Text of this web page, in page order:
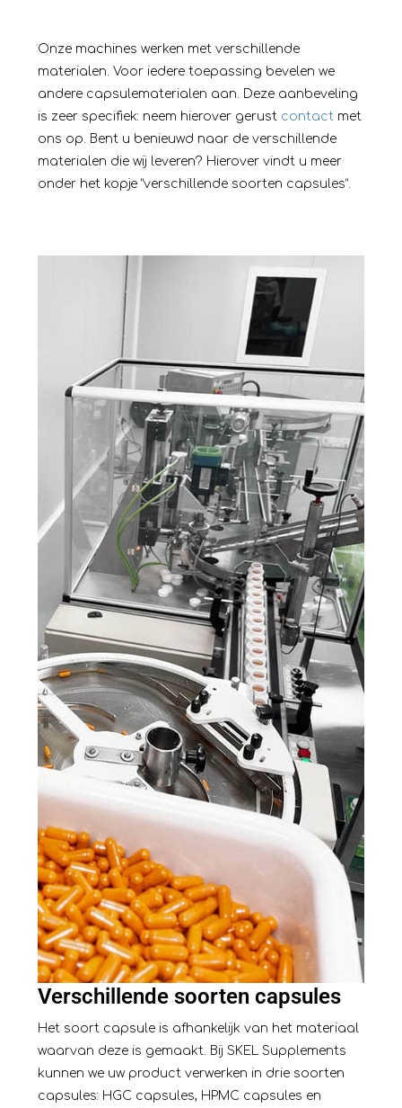
Onze machines werken met verschillende
materialen. Voor iedere toepassing bevelen we
andere capsulematerialen aan. Deze aanbeveling
is zeer specifiek: neem hierover gerust contactmet
ons op. Bent u benieuwd naar de verschillende
materialen die wij leveren? Hierover vindt u meer
onder het kopje “verschillende soorten capsules”.
Verschillende soorten capsules
Het soort capsule is afhankelijk van het materiaal
waarvan deze is gemaakt. Bij SKEL Supplements
kunnen we uw product verwerken in drie soorten
capsules: HGC capsules, HPMC capsules en